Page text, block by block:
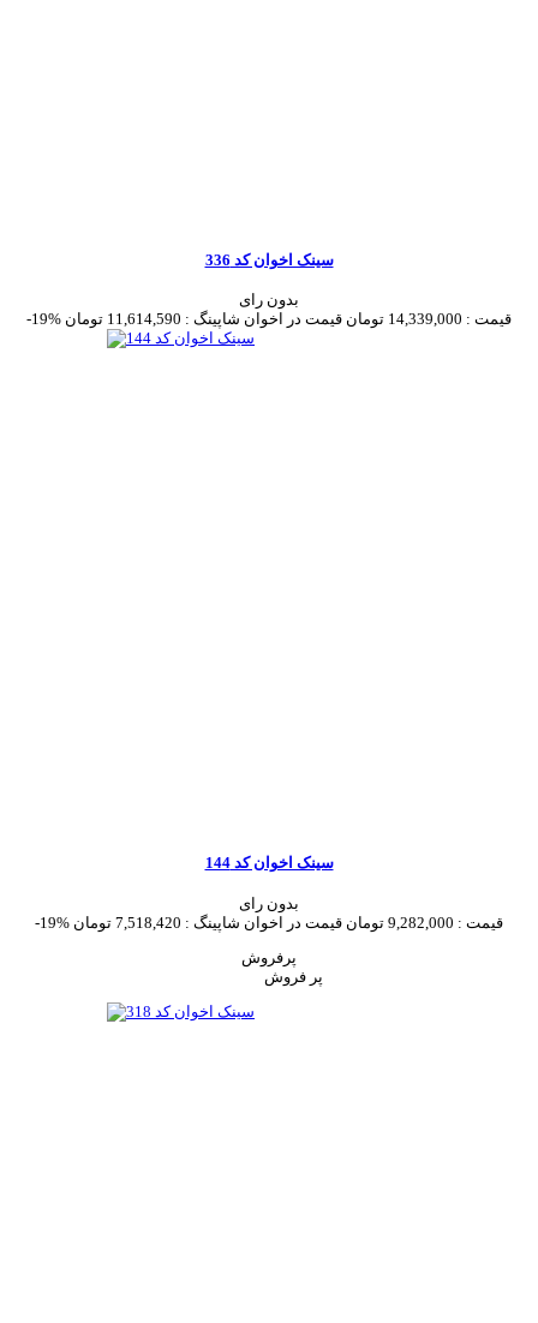
سینک اخوان کد 336
بدون رای
-19%
قیمت : 14,339,000 تومان قیمت در اخوان شاپینگ : 11,614,590 تومان
سینک اخوان کد 144
بدون رای
-19%
قیمت : 9,282,000 تومان قیمت در اخوان شاپینگ : 7,518,420 تومان
پرفروش